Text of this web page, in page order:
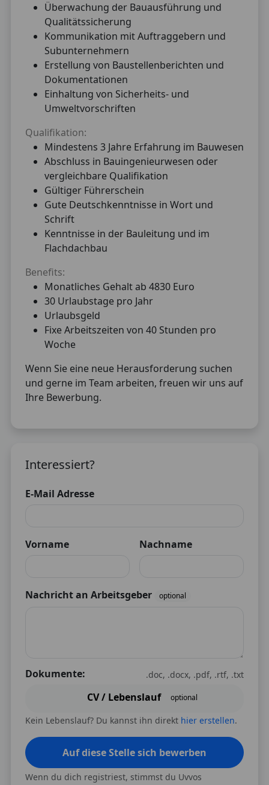
Überwachung der Bauausführung und
Qualitätssicherung
Kommunikation mit Auftraggebern und
Subunternehmern
Erstellung von Baustellenberichten und
Dokumentationen
Einhaltung von Sicherheits- und
Umweltvorschriften
Qualifikation:
Mindestens 3 Jahre Erfahrung im Bauwesen
Abschluss in Bauingenieurwesen oder
vergleichbare Qualifikation
Gültiger Führerschein
Gute Deutschkenntnisse in Wort und
Schrift
Kenntnisse in der Bauleitung und im
Flachdachbau
Benefits:
Monatliches Gehalt ab 4830 Euro
30 Urlaubstage pro Jahr
Urlaubsgeld
Fixe Arbeitszeiten von 40 Stunden pro
Woche
Wenn Sie eine neue Herausforderung suchen
und gerne im Team arbeiten, freuen wir uns auf
Ihre Bewerbung.
Interessiert?
E-Mail Adresse
Vorname Nachname
Nachricht an Arbeitsgeber optional
Dokumente: .doc, .docx, .pdf, .rtf, .txt
CV / Lebenslauf optional
Kein Lebenslauf? Du kannst ihn direkt hier erstellen.
Auf diese Stelle sich bewerben
Wenn du dich registriest, stimmst du Uvvos